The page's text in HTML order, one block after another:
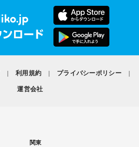
利用規約
プライバシーポリシー
運営会社
関東